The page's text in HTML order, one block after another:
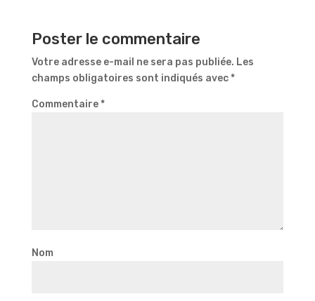
Poster le commentaire
Votre adresse e-mail ne sera pas publiée. Les
champs obligatoires sont indiqués avec*
Commentaire*
Nom